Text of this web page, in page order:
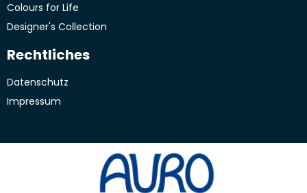
Colours for Life
Designer's Collection
Rechtliches
Datenschutz
Impressum